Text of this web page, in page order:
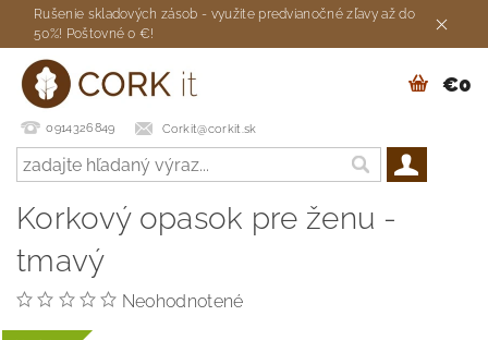
Rušenie skladových zásob - využite predvianočné zľavy až do
50%! Poštovné 0 €!
0914326849 Corkit@corkit.sk
€0
Korkový opasok pre ženu -
tmavý
Neohodnotené